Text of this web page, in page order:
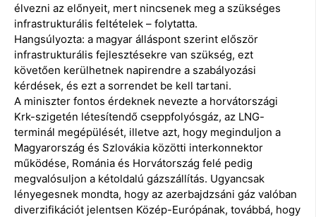
élvezni az előnyeit, mert nincsenek meg a szükséges
infrastrukturális feltételek – folytatta.
Hangsúlyozta: a magyar álláspont szerint először
infrastrukturális fejlesztésekre van szükség, ezt
követően kerülhetnek napirendre a szabályozási
kérdések, és ezt a sorrendet be kell tartani.
A miniszter fontos érdeknek nevezte a horvátországi
Krk-szigetén létesítendő cseppfolyósgáz, az LNG-
terminál megépülését, illetve azt, hogy meginduljon a
Magyarország és Szlovákia közötti interkonnektor
működése, Románia és Horvátország felé pedig
megvalósuljon a kétoldalú gázszállítás. Ugyancsak
lényegesnek mondta, hogy az azerbajdzsáni gáz valóban
diverzifikációt jelentsen Közép-Európának, továbbá, hogy